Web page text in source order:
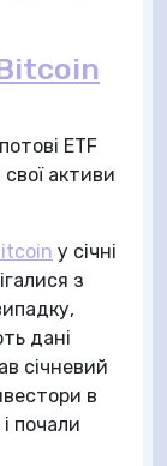
ETF
активи
у січні
з
дані
січневий
в
почали